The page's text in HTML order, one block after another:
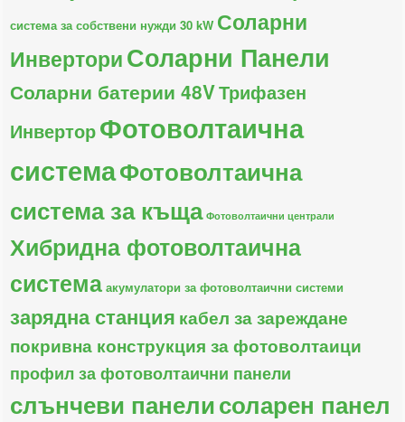
система за собствени нужди 30 kW Соларни
ИнверториСоларни Панели
Соларни батерии 48VТрифазен
ИнверторФотоволтаична
системаФотоволтаична
система за къща Фотоволтаични централи
Хибридна фотоволтаична
система акумулатори за фотоволтаични системи
зарядна станция кабел за зареждане
покривна конструкция за фотоволтаици
профил за фотоволтаични панели
слънчеви панелисоларен панел